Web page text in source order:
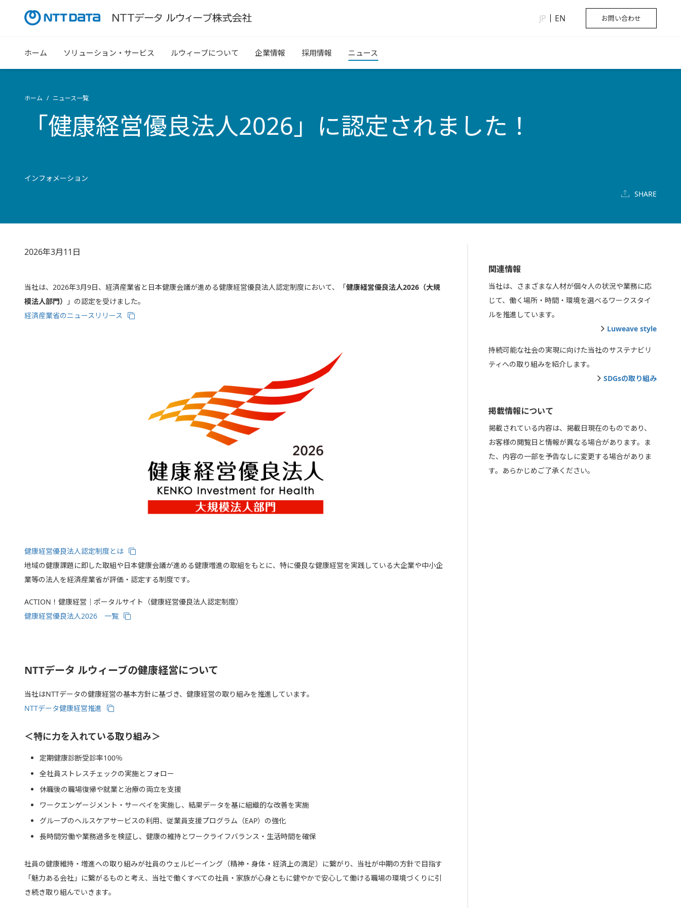
JP EN お問い合わせ
ホーム ソリューション・サービス ルウィーブについて 企業情報 採用情報 ニュース
ホーム ニュース一覧
「健康経営優良法人2026」に認定されました！
インフォメーション
SHARE
2026年3月11日
当社は、2026年3月9日、経済産業省と日本健康会議が進める健康経営優良法人認定制度において、「健康経営優良法人2026（大規
模法人部門）
」の認定を受けました。
経済産業省のニュースリリース
健康経営優良法人認定制度とは
地域の健康課題に即した取組や日本健康会議が進める健康増進の取組をもとに、特に優良な健康経営を実践している大企業や中小企
業等の法人を経済産業省が評価・認定する制度です。
ACTION！健康経営｜ポータルサイト（健康経営優良法人認定制度）
健康経営優良法人2026 一覧
NTTデータ ルウィーブの健康経営について
当社はNTTデータの健康経営の基本方針に基づき、健康経営の取り組みを推進しています。
NTTデータ健康経営推進
＜特に力を入れている取り組み＞
定期健康診断受診率100％
全社員ストレスチェックの実施とフォロー
休職後の職場復帰や就業と治療の両立を支援
ワークエンゲージメント・サーベイを実施し、結果データを基に組織的な改善を実施
グループのヘルスケアサービスの利用、従業員支援プログラム（EAP）の強化
長時間労働や業務過多を検証し、健康の維持とワークライフバランス・生活時間を確保
社員の健康維持・増進への取り組みが社員のウェルビーイング（精神・身体・経済上の満足）に繋がり、当社が中期の方針で目指す
「魅力ある会社」に繋がるものと考え、当社で働くすべての社員・家族が心身ともに健やかで安心して働ける職場の環境づくりに引
き続き取り組んでいきます。
関連情報
当社は、さまざまな人材が個々人の状況や業務に応
じて、働く場所・時間・環境を選べるワークスタイ
ルを推進しています。
Luweave style
持続可能な社会の実現に向けた当社のサステナビリ
ティへの取り組みを紹介します。
SDGsの取り組み
掲載情報について
掲載されている内容は、掲載日現在のものであり、
お客様の閲覧日と情報が異なる場合があります。ま
た、内容の一部を予告なしに変更する場合がありま
す。あらかじめご了承ください。